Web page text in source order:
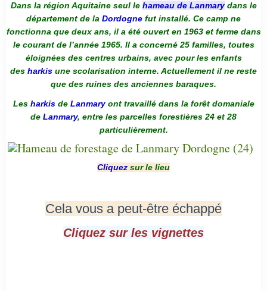
Dans la région Aquitaine seul le hameau de Lanmarydans le
département de la Dordogne fut installé. Ce camp ne
fonctionna que deux ans, il a été ouvert en 1963 et ferme dans
le courant de l’année 1965. Il a concerné 25 familles, toutes
éloignées des centres urbains, avec pour les enfants
des harkis une scolarisation interne. Actuellement il ne reste
que des ruines des anciennes baraques.
Les harkis de Lanmaryont travaillé dans la forêt domaniale
de Lanmary, entre les parcelles forestières 24 et 28
particulièrement.
Cliquez sur le lieu
Cela vous a peut-être échappé
Cliquez sur les vignettes